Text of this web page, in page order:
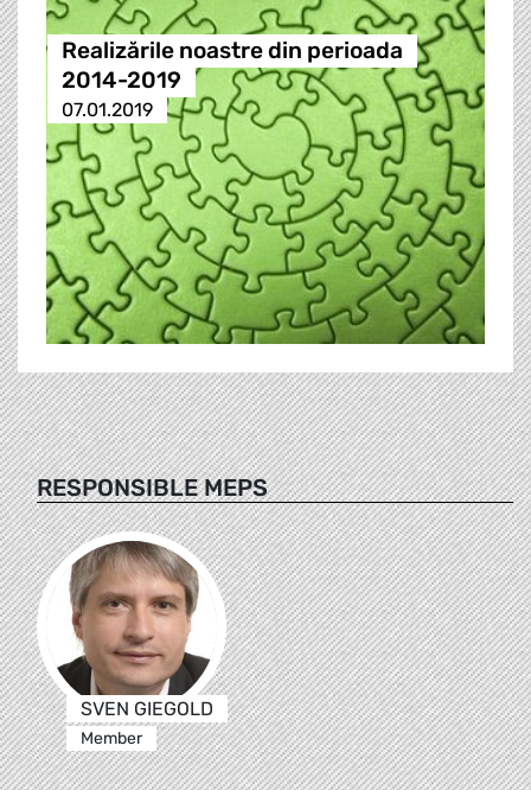
Realizările noastre din perioada
2014-2019
07.01.2019
RESPONSIBLE MEPS
SVEN GIEGOLD
Member